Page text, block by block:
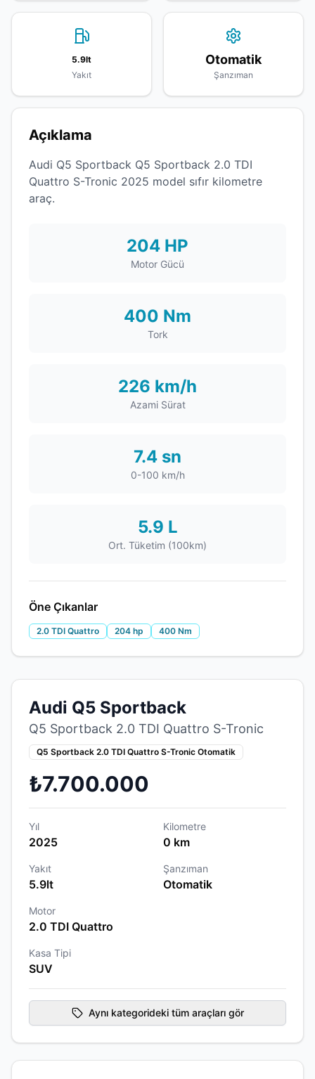
5.9lt
Yakıt
Otomatik
Şanzıman
Açıklama
Audi Q5 Sportback Q5 Sportback 2.0 TDI
Quattro S-Tronic 2025 model sıfır kilometre
araç.
204 HP
Motor Gücü
400 Nm
Tork
226 km/h
Azami Sürat
7.4 sn
0-100 km/h
5.9 L
Ort. Tüketim (100km)
Öne Çıkanlar
2.0 TDI Quattro 204 hp 400 Nm
Audi Q5 Sportback
Q5 Sportback 2.0 TDI Quattro S-Tronic
Q5 Sportback 2.0 TDI Quattro S-Tronic Otomatik
₺7.700.000
Yıl
2025
Kilometre
0 km
Yakıt
5.9lt
Şanzıman
Otomatik
Motor
2.0 TDI Quattro
Kasa Tipi
SUV
Aynı kategorideki tüm araçları gör